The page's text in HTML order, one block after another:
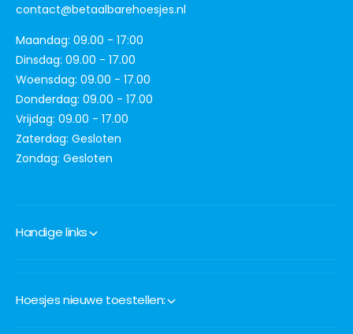
contact@betaalbarehoesjes.nl
Maandag: 09.00 - 17:00
Dinsdag: 09.00 - 17.00
Woensdag: 09.00 - 17.00
Donderdag: 09.00 - 17.00
Vrijdag: 09.00 - 17.00
Zaterdag: Gesloten
Zondag: Gesloten
Handige links
Hoesjes nieuwe toestellen: